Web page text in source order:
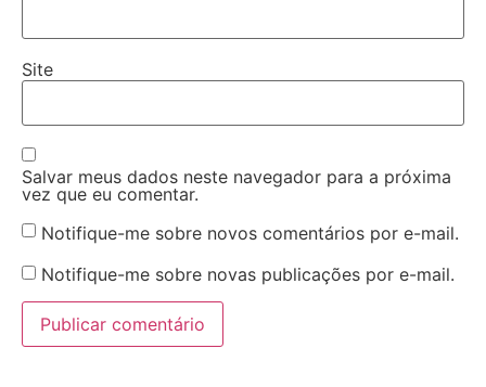
Site
Salvar meus dados neste navegador para a próxima
vez que eu comentar.
Notifique-me sobre novos comentários por e-mail.
Notifique-me sobre novas publicações por e-mail.